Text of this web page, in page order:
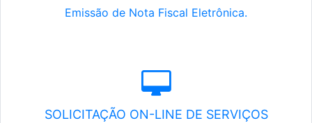
Emissão de Nota Fiscal Eletrônica.
SOLICITAÇÃO ON-LINE DE SERVIÇOS